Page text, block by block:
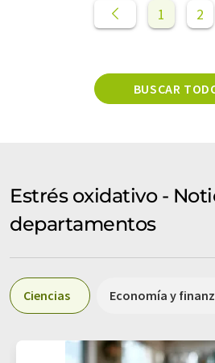
1 2
BUSCAR
Estrés oxidativo -
departamentos
Ciencias Economía y